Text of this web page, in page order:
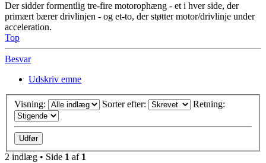
Der sidder formentlig tre-fire motorophæng - et i hver side, der
primært bærer drivlinjen - og et-to, der støtter motor/drivlinje under
acceleration.
Top
Besvar
Udskriv emne
Visning: Sorter efter: Retning:
2 indlæg • Side 1 af 1